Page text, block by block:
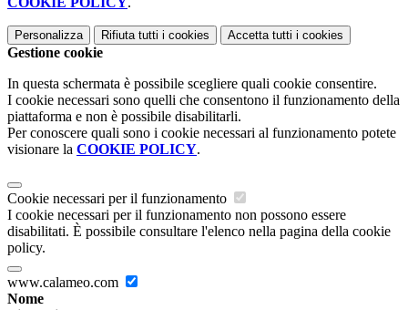
Personalizza Rifiuta tutti i cookies Accetta tutti i cookies
Gestione cookie
In questa schermata è possibile scegliere quali cookie consentire.
I cookie necessari sono quelli che consentono il funzionamento della
piattaforma e non è possibile disabilitarli.
Per conoscere quali sono i cookie necessari al funzionamento potete
visionare la COOKIE POLICY.
Cookie necessari per il funzionamento
I cookie necessari per il funzionamento non possono essere
disabilitati. È possibile consultare l'elenco nella pagina della cookie
policy.
www.calameo.com
Nome